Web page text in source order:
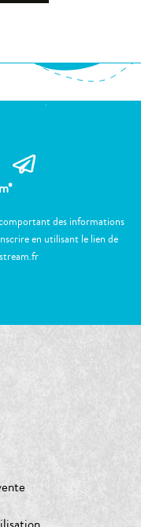
des informations
en utilisant le lien de